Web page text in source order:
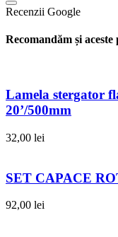
Recenzii Google
Recomandăm și aceste
Lamela stergator
20’/500mm
32,00 lei
SET CAPACE
92,00 lei